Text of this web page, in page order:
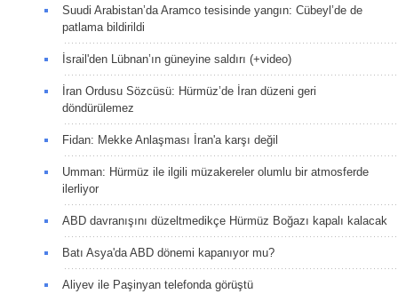
Suudi Arabistan’da Aramco tesisinde yangın: Cübeyl’de de
patlama bildirildi
İsrail'den Lübnan’ın güneyine saldırı (+video)
İran Ordusu Sözcüsü: Hürmüz’de İran düzeni geri
döndürülemez
Fidan: Mekke Anlaşması İran'a karşı değil
Umman: Hürmüz ile ilgili müzakereler olumlu bir atmosferde
ilerliyor
ABD davranışını düzeltmedikçe Hürmüz Boğazı kapalı kalacak
Batı Asya'da ABD dönemi kapanıyor mu?
Aliyev ile Paşinyan telefonda görüştü